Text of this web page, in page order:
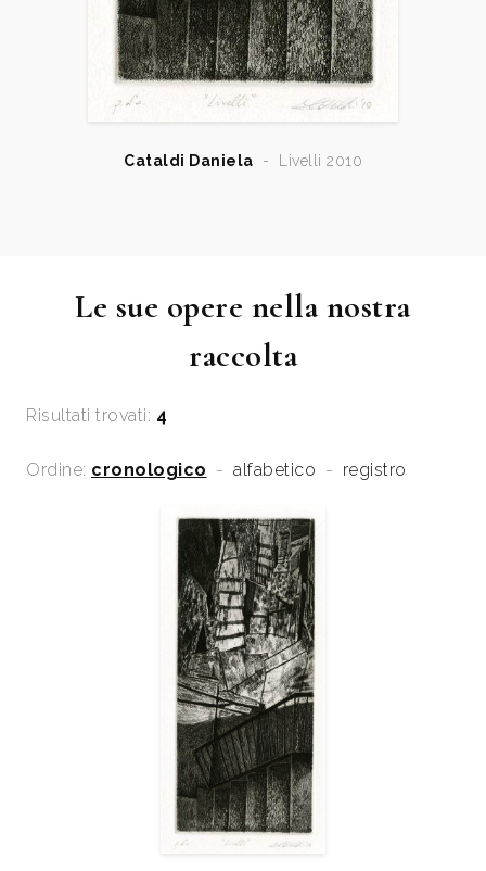
Cataldi Daniela - Livelli 2010
Le sue opere nella nostra
raccolta
Risultati trovati: 4
Ordine: cronologico - alfabetico - registro